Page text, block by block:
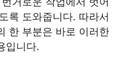
록 도와줍니다. 따라서
한 부분은 바로 이러한
입니다.